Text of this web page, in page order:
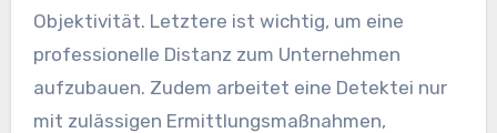
Objektivität. Letztere ist wichtig, um eine
professionelle Distanz zum Unternehmen
aufzubauen. Zudem arbeitet eine Detektei nur
mit zulässigen Ermittlungsmaßnahmen,